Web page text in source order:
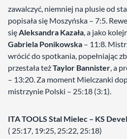
zawalczyć, niemniej na plusie od
popisała się Moszyńska – 7:5.
sięAleksandra Kazała, a jako
Gabriela Ponikowska – 11:8.
wrócić do spotkania, popełniając
przestała teżTaylor Bannister, a
– 13:20. Za moment Mielczanki
mistrzynie Polski – 25:18 (3:1).
ITA TOOLS Stal Mielec – KS
( 25:17, 19:25, 25:22, 25:18)